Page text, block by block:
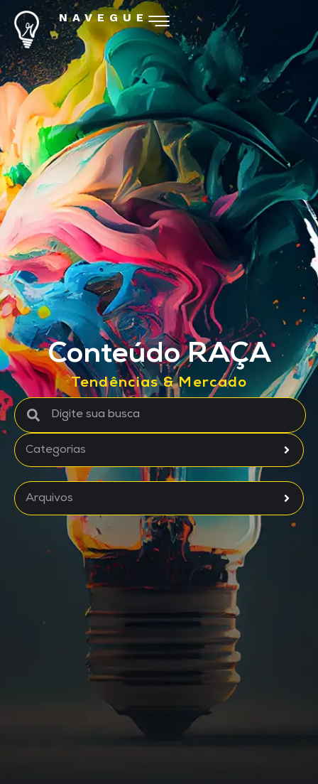
NAVEGUE
Conteúdo RAÇA
Tendências & Mercado
Categorias
Arquivos